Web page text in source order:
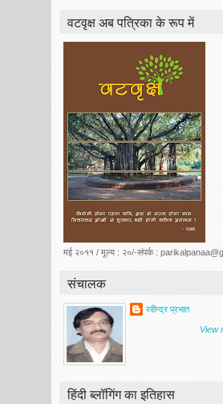
वटवृक्ष अब पत्रिका के रूप में
मई २०११ / मूल्य : २०/-संपर्क :
संचालक
रवीन्द्र प्रभात
View
हिंदी ब्लॉगिंग का इतिहास